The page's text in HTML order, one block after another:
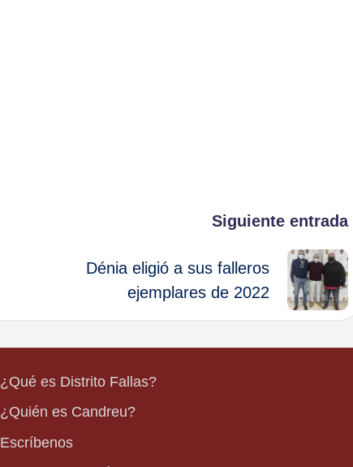
Siguiente entrada
Dénia eligió a sus falleros
ejemplares de 2022
¿Qué es Distrito Fallas?
¿Quién es Candreu?
Escríbenos